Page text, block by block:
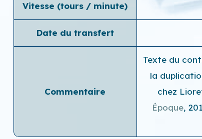
Vitesse (tours / minute)
Date du transfert
Commentaire
Texte du
la
chez
Époque,